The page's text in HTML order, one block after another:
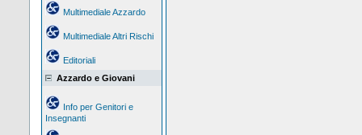
Multimediale Azzardo
Multimediale Altri Rischi
Editoriali
Azzardo e Giovani
Info per Genitori e
Insegnanti